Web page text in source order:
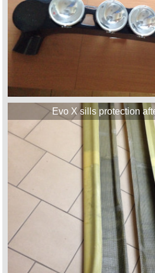
Evo X sills protection